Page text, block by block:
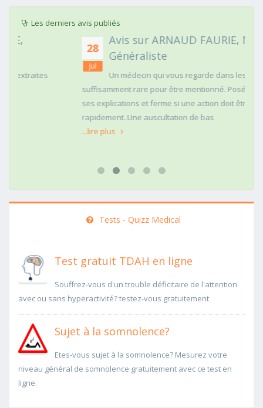
Les derniers avis publiés
Avis sur ARNAUD FAURIE, Médecin
Généraliste
Un médecin qui vous regarde dans les yeux c'est
suffisamment rare pour être mentionné. Posé,clair dans
ses explications et ferme si une action doit être menée
rapidement..Une auscultation de bas
Tests - Quizz Medical
Test gratuit TDAH en ligne
Souffrez-vous d'un trouble déficitaire de l'attention
avec ou sans hyperactivité? testez-vous gratuitement
Sujet à la somnolence?
Etes-vous sujet à la somnolence? Mesurez votre
niveau général de somnolence gratuitement avec ce test en
ligne.